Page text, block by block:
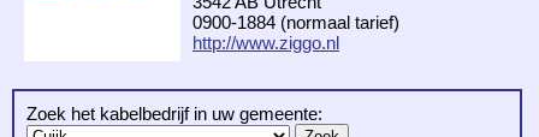
0900-1884 (normaal tarief)
http://www.ziggo.nl
Zoek het kabelbedrijf in uw gemeente: